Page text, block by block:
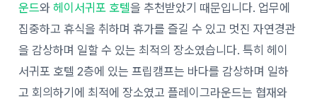
운드와헤이서귀포 호텔을 추천받았기 때문입니다. 업무에
집중하고 휴식을 취하며 휴가를 즐길 수 있고 멋진 자연경관
을 감상하며 일할 수 있는 최적의 장소였습니다. 특히 헤이
서귀포 호텔 2층에 있는 프립캠프는 바다를 감상하며 일하
고 회의하기에 최적에 장소였고 플레이그라운드는 협재와